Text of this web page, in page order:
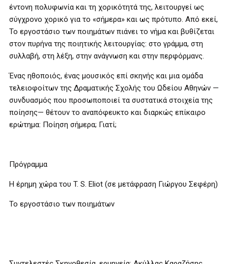
έντονη πολυφωνία και τη χορικότητά της, λειτουργεί ως
σύγχρονο χορικό για το «σήμερα» και ως πρότυπο. Από εκεί,
Το εργοστάσιο των ποιημάτων πιάνει το νήμα και βυθίζεται
στον πυρήνα της ποιητικής λειτουργίας: στο γράμμα, στη
συλλαβή, στη λέξη, στην ανάγνωση και στην περφόρμανς.
Ένας ηθοποιός, ένας μουσικός επί σκηνής και μια ομάδα
τελειοφοίτων της Δραματικής Σχολής του Ωδείου Αθηνών —
συνδυασμός που προσωποποιεί τα συστατικά στοιχεία της
ποίησης— θέτουν το αναπόφευκτο και διαρκώς επίκαιρο
ερώτημα: Ποίηση σήμερα; Γιατί;
Πρόγραμμα
Η έρημη χώρα του T. S. Eliot (σε μετάφραση Γιώργου Σεφέρη)
Το εργοστάσιο των ποιημάτων